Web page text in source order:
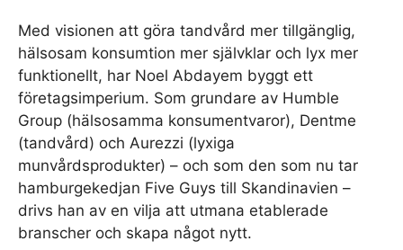
Med visionen att göra tandvård mer tillgänglig,
hälsosam konsumtion mer självklar och lyx mer
funktionellt, har Noel Abdayem byggt ett
företagsimperium. Som grundare av Humble
Group (hälsosamma konsumentvaror), Dentme
(tandvård) och Aurezzi (lyxiga
munvårdsprodukter) – och som den som nu tar
hamburgekedjan Five Guys till Skandinavien –
drivs han av en vilja att utmana etablerade
branscher och skapa något nytt.